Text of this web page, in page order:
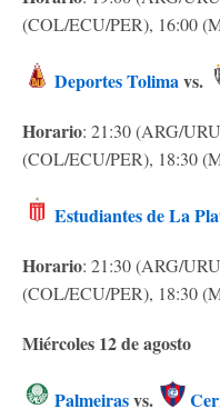
(COL/ECU/PER), 16:00
Deportes Tolimavs.
Horario: 21:30 (ARG/
(COL/ECU/PER), 18:30
Estudiantes de La
Horario: 21:30 (ARG/
(COL/ECU/PER), 18:30
Miércoles 12 de agosto
Palmeirasvs.